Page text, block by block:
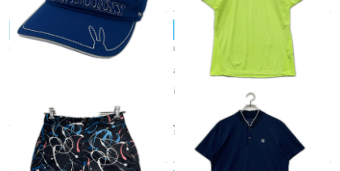
JACK BUNNY!!/ジャックバニー
中古 ジャックバニー Jack Bun
¥1,980 税込
adidas GOLF/アディダス
中古 メンズ アディダスゴルフ
adidas GOLF 半袖ポロシャツ
M イエロー ブランドロゴ 背面
¥1,980 税込